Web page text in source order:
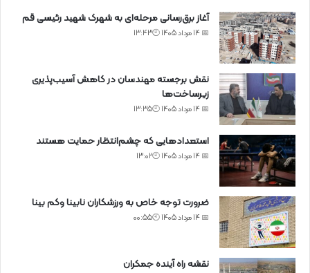
آغاز برق‌رسانی مرحله‌ای به شهرک شهید رئیسی قم
📅 14 مرداد 1405 🕙13:43
نقش برجسته مهندسان در کاهش آسیب‌پذیری
زیرساخت‌ها
📅 14 مرداد 1405 🕙13:35
استعدادهایی که چشم‌انتظار حمایت هستند
📅 14 مرداد 1405 🕙13:02
ضرورت توجه خاص به ورزشکاران نابینا وکم بینا
📅 14 مرداد 1405 🕙00:55
نقشه راه آینده جمکران